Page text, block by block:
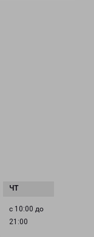
с 10:00 до
21:00